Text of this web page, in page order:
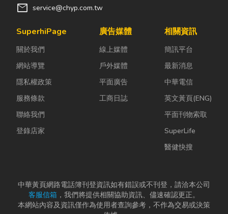
mail service@chyp.com.tw
SuperhiPage
關於我們
網站導覽
隱私權政策
服務條款
聯絡我們
登錄店家
廣告媒體
線上媒體
戶外媒體
平面廣告
工商日誌
相關資訊
簡訊平台
最新消息
中華電信
英文黃頁(ENG)
平面刊物索取
SuperLife
醫健快搜
中華黃頁網路電話簿刊登資訊如有錯誤或不刊登，請洽本公司
客服信箱 ，我們將提供相關協助資訊、儘速確認更正。
本網站內容及資訊僅作為使用者查詢參考，不作為交易或決策